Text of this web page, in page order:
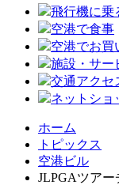
飛行機に乗
空港で食事
空港でお買
施設・サー
交通アクセ
ネットショ
ホーム
トピックス
空港ビル
JLPGAツア